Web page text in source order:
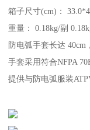
箱子尺寸(cm)：
重量： 0.18kg/副
防电弧手套长达 40cm
手套采用符合NFPA
提供与防电弧服装